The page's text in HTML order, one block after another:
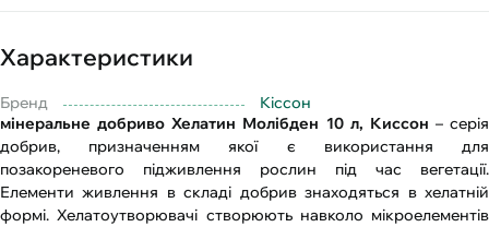
Характеристики
Бренд
Кіссон
мінеральне добриво Хелатин Молібден 10 л, Киссон – серія
добрив, призначенням якої є використання для
позакореневого підживлення рослин під час вегетації.
Елементи живлення в складі добрив знаходяться в хелатній
формі. Хелатоутворювачі створюють навколо мікроелементів